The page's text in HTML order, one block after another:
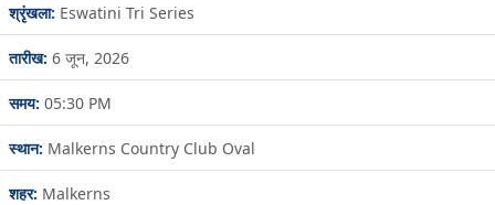
श्रृंखला: Eswatini Tri Series
तारीख: 6 जून, 2026
समय: 05:30 PM
स्थान: Malkerns Country Club Oval
शहर: Malkerns